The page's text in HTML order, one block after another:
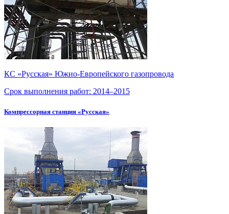
КС «Русская» Южно-Европейского газопровода
Срок выполнения работ: 2014–2015
Компрессорная станция «Русская»